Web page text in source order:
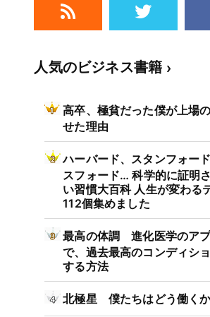
人気のビジネス書籍
高卒、極貧だった僕が上場
せた理由
ハーバード、スタンフォー
スフォード… 科学的に証明
い習慣大百科 人生が変わる
112個集めました
最高の体調 進化医学のア
で、過去最高のコンディシ
する方法
北極星 僕たちはどう働く